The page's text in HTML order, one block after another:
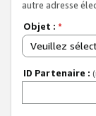
autre adresse
Objet : *
Veuillez
ID Partenaire :